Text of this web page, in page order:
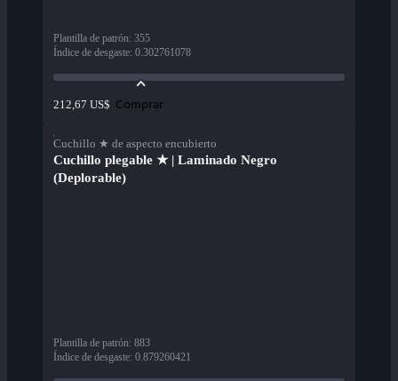
Plantilla de patrón: 355
Índice de desgaste: 0.302761078
212,67 US$ Comprar
Cuchillo ★ de aspecto encubierto
Cuchillo plegable ★ | Laminado Negro
(Deplorable)
Plantilla de patrón: 883
Índice de desgaste: 0.879260421